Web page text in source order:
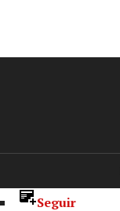
Seguir